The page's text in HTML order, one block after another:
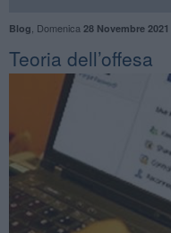
Blog Domenica 28 Novembre 2021
Teoria dell’offesa